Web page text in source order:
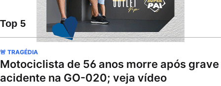
Top 5
🚨 TRAGÉDIA
Motociclista de 56 anos morre após grave
acidente na GO-020; veja vídeo